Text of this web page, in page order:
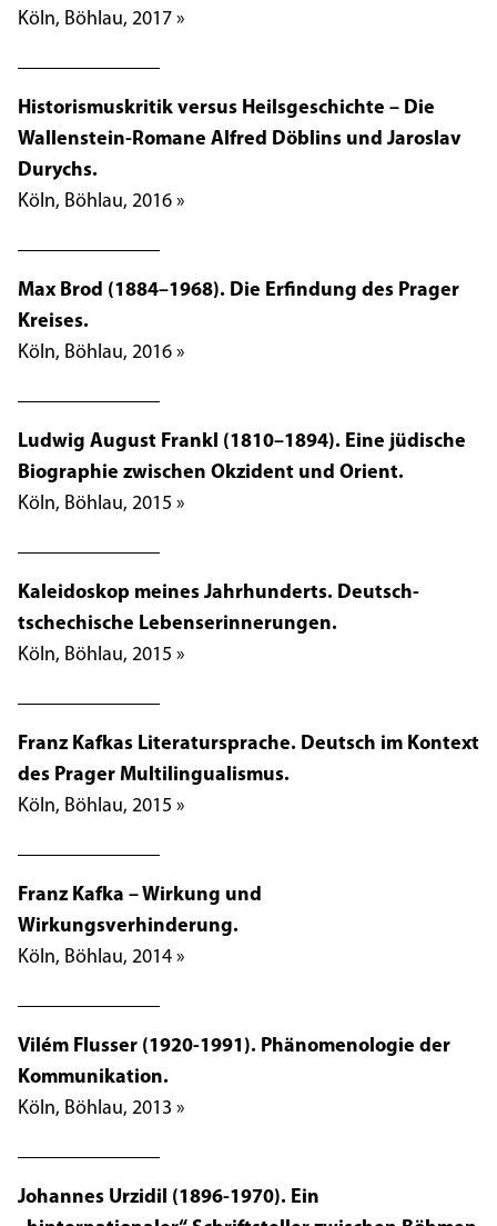
Köln, Böhlau, 2017 »
Historismuskritik versus Heilsgeschichte – Die
Wallenstein-Romane Alfred Döblins und Jaroslav
Durychs.
Köln, Böhlau, 2016 »
Max Brod (1884–1968). Die Erfindung des Prager
Kreises.
Köln, Böhlau, 2016 »
Ludwig August Frankl (1810–1894). Eine jüdische
Biographie zwischen Okzident und Orient.
Köln, Böhlau, 2015 »
Kaleidoskop meines Jahrhunderts. Deutsch-
tschechische Lebenserinnerungen.
Köln, Böhlau, 2015 »
Franz Kafkas Literatursprache. Deutsch im Kontext
des Prager Multilingualismus.
Köln, Böhlau, 2015 »
Franz Kafka – Wirkung und
Wirkungsverhinderung.
Köln, Böhlau, 2014 »
Vilém Flusser (1920-1991). Phänomenologie der
Kommunikation.
Köln, Böhlau, 2013 »
Johannes Urzidil (1896-1970). Ein